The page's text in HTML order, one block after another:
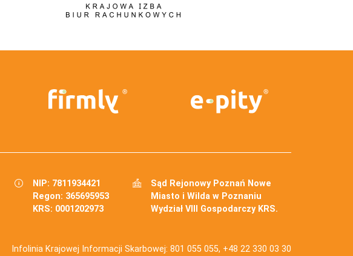
NIP: 7811934421
Regon: 365695953
KRS: 0001202973
Sąd Rejonowy Poznań Nowe
Miasto i Wilda w Poznaniu
Wydział VIII Gospodarczy KRS.
Infolinia Krajowej Informacji Skarbowej: 801 055 055, +48 22 330 03 30